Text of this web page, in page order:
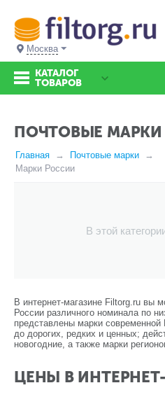
Москва
КАТАЛОГ
ТОВАРОВ
ПОЧТОВЫЕ
Главная
Почтовые марки
Марки России
В этой
В интернет-магазине Filtorg.ru вы
России различного номинала по
представлены марки современной
до дорогих, редких и ценных;
новогодние, а также марки
ЦЕНЫ В